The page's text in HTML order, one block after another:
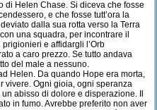
di Helen Chase. Si diceva che fosse
e che fosse tutt’ora la
dalla sua rotta verso la Terra
una squadra, per incontrare il
e affidargli l’Orb
a caro prezzo. Se tutto andava
del male a nessuno.
Helen. Da quando Hope era morta,
vivere. Ogni gioia, ogni speranza
abisso di dolore e disperazione. Il
in fumo. Avrebbe preferito non aver